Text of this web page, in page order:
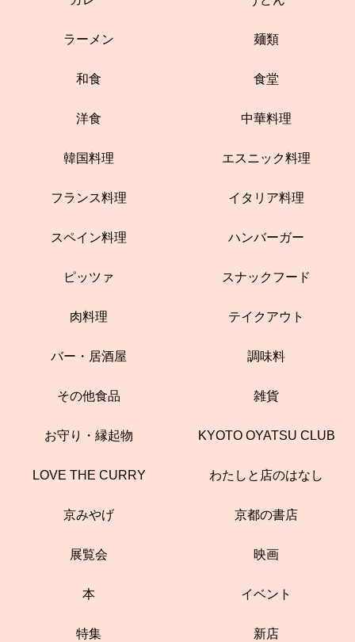
ラーメン 麺類
和食 食堂
洋食 中華料理
韓国料理 エスニック料理
フランス料理 イタリア料理
スペイン料理 ハンバーガー
ピッツァ スナックフード
肉料理 テイクアウト
バー・居酒屋 調味料
その他食品 雑貨
お守り・縁起物 KYOTO OYATSU CLUB
LOVE THE CURRY わたしと店のはなし
京みやげ 京都の書店
展覧会 映画
本 イベント
特集 新店